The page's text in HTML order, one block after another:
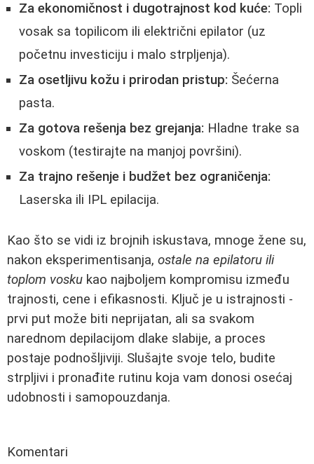
Za ekonomičnost i dugotrajnost kod kuće: Topli
vosak sa topilicom ili električni epilator (uz
početnu investiciju i malo strpljenja).
Za osetljivu kožu i prirodan pristup: Šećerna
pasta.
Za gotova rešenja bez grejanja: Hladne trake sa
voskom (testirajte na manjoj površini).
Za trajno rešenje i budžet bez ograničenja:
Laserska ili IPL epilacija.
Kao što se vidi iz brojnih iskustava, mnoge žene su,
nakon eksperimentisanja, ostale na epilatoru ili
toplom vosku kao najboljem kompromisu između
trajnosti, cene i efikasnosti. Ključ je u istrajnosti -
prvi put može biti neprijatan, ali sa svakom
narednom depilacijom dlake slabije, a proces
postaje podnošljiviji. Slušajte svoje telo, budite
strpljivi i pronađite rutinu koja vam donosi osećaj
udobnosti i samopouzdanja.
Komentari